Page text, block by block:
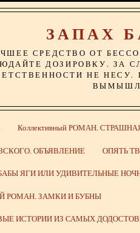
ЗАПАХ
СРЕДСТВО ОТ
ДОЗИРОВКУ. ЗА
НЕ
Коллективный РОМАН.
ОБЪЯВЛЕНИЕ ОПЯТЬ
ЯГИ ИЛИ УДИВИТЕЛЬНЫЕ
РОМАН. ЗАМКИ И БУБНЫ
ИСТОРИИ ИЗ САМЫХ